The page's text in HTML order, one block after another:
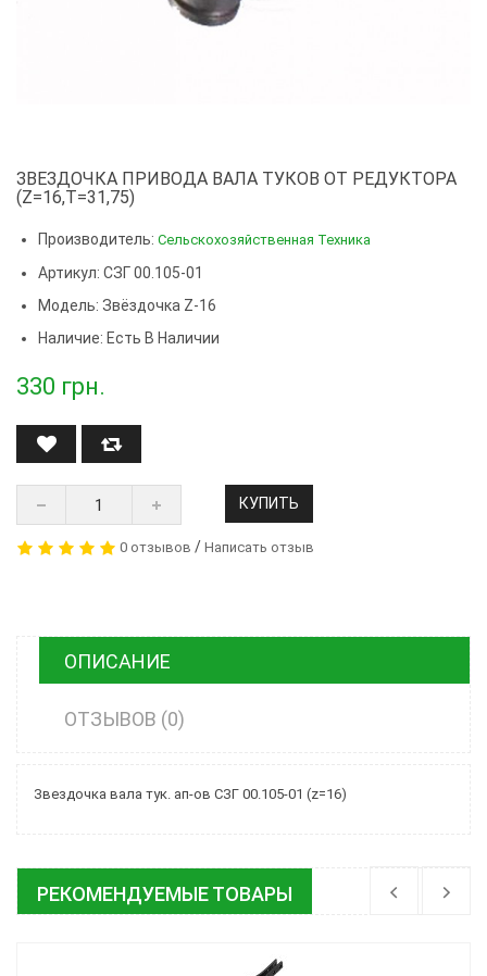
ЗВЕЗДОЧКА ПРИВОДА ВАЛА ТУКОВ ОТ РЕДУКТОРА
(Z=16,Т=31,75)
Производитель: Сельскохозяйственная Техника
Артикул: СЗГ 00.105-01
Модель: Звёздочка Z-16
Наличие: Есть В Наличии
330 грн.
КУПИТЬ
0 отзывов / Написать отзыв
ОПИСАНИЕ
ОТЗЫВОВ (0)
Звездочка вала тук. ап-ов СЗГ 00.105-01 (z=16)
РЕКОМЕНДУЕМЫЕ ТОВАРЫ